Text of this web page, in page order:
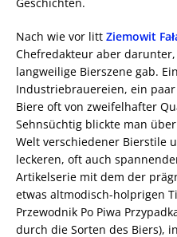
Nach wie vor litt Ziemowit
Chefredakteur aber
langweilige Bierszene gab.
Industriebrauereien, ein
Biere oft von zweifelhafter
Sehnsüchtig blickte man
Welt verschiedener Bierstile
leckeren, oft auch
Artikelserie mit dem der
etwas altmodisch-holprigen
Przewodnik Po Piwa
durch die Sorten des Biers),